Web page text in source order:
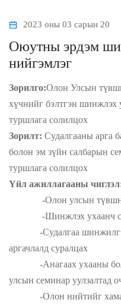
2023 оны 03 сарын 20
Оюутны эрдэм
нийгэмлэг
Зорилго:Олон Улсын
хүчнийг бэлтгэн шинжлэх
туршлага солилцох
Зорилт: Судалгааны арга
болон эм зүйн салбарын
туршлага солилцох
Үйл ажиллагааны
-Олон улсын
-Шинжлэх ухаанч
-Судалгаа
аргачлалд суралцах
-Анагаах ухааны
улсын семинар уулзалтад
-Олон нийтийг